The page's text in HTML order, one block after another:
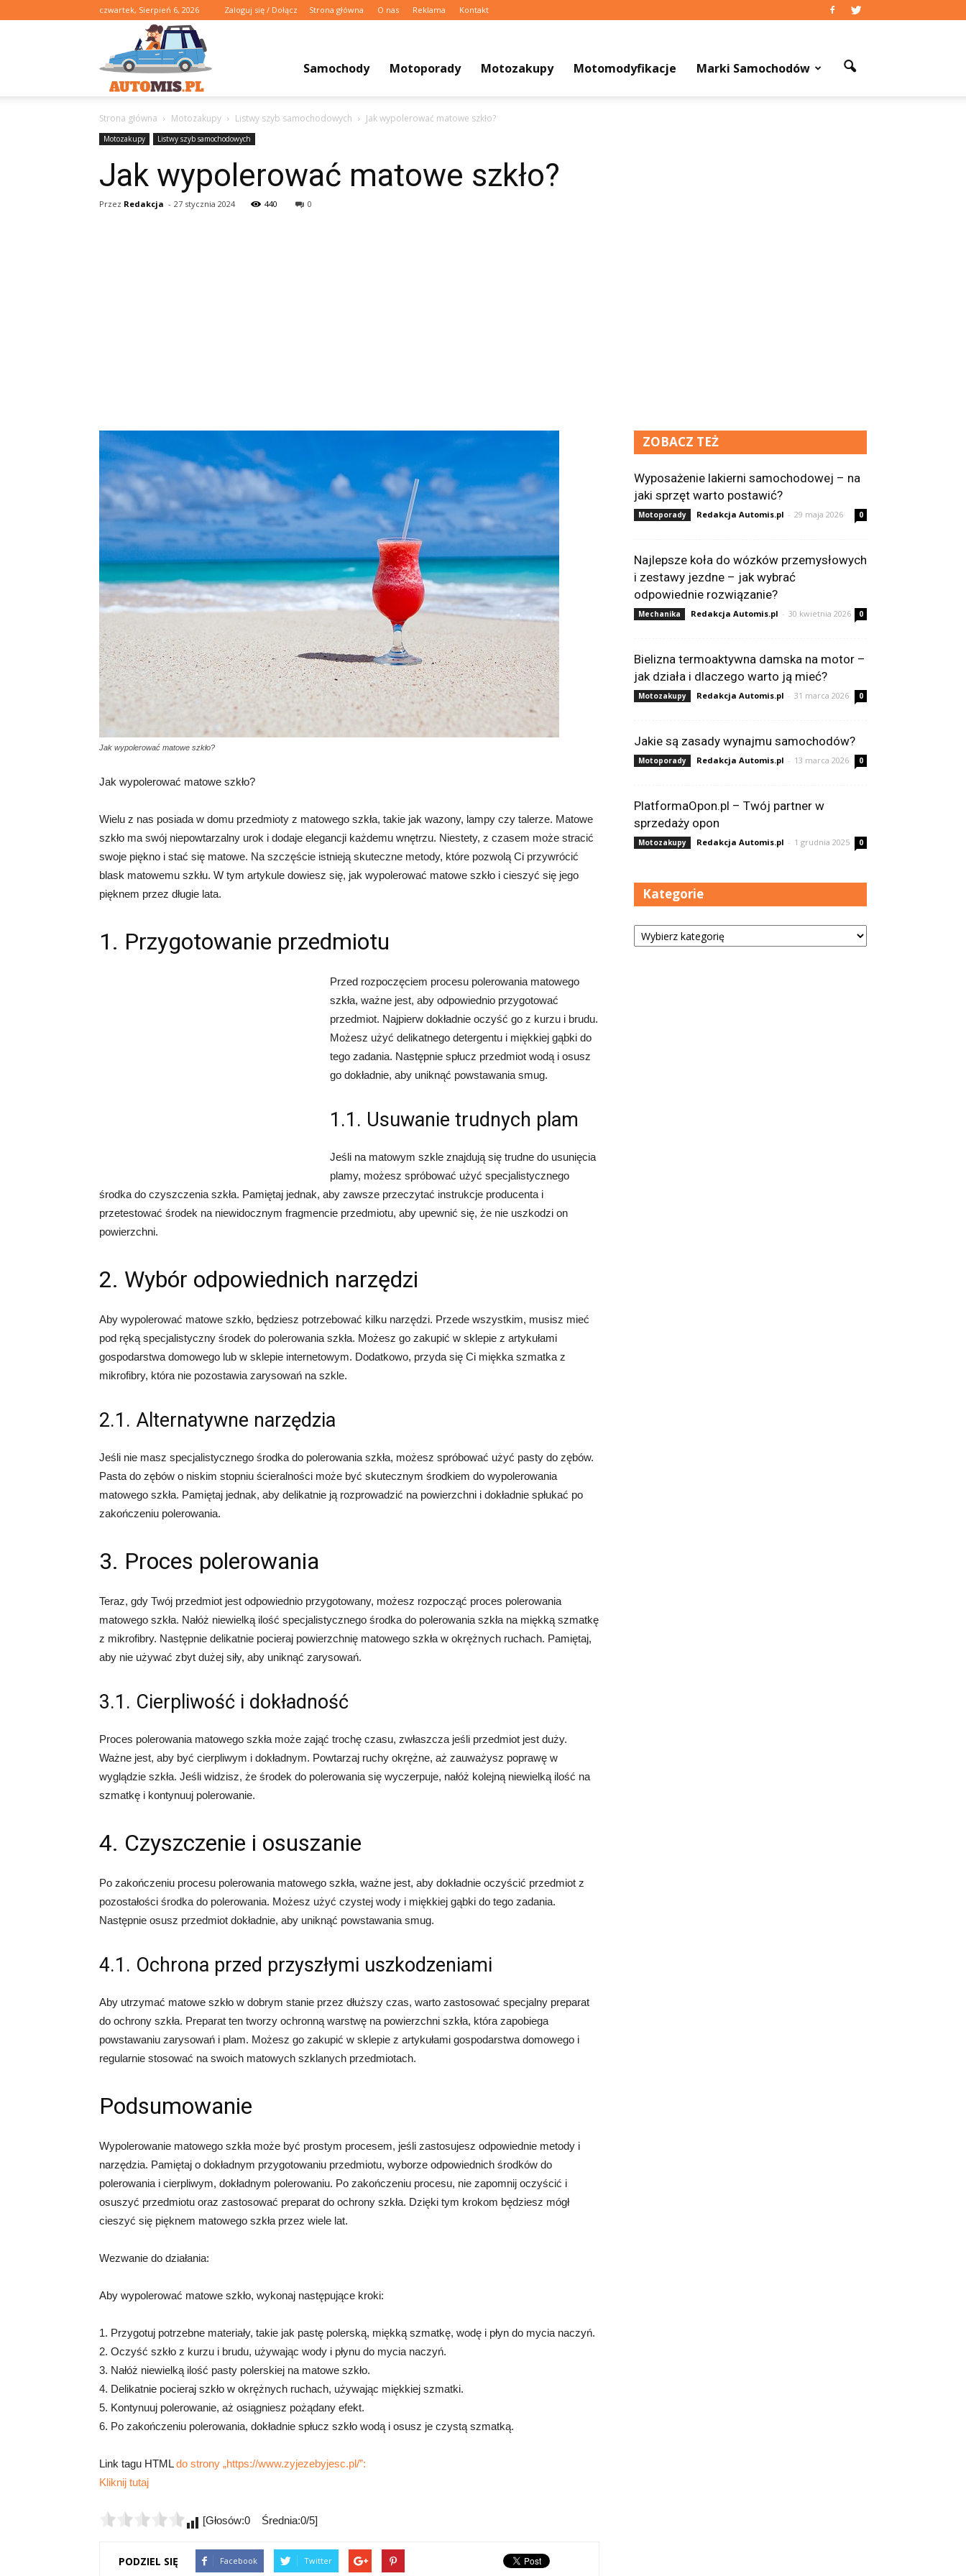
czwartek, Sierpień 6, 2026 Zaloguj się / Dołącz Strona główna O nas Reklama Kontakt
Samochody Motoporady Motozakupy Motomodyfikacje Marki Samochodów
Strona główna Motozakupy Listwy szyb samochodowych Jak wypolerować matowe szkło?
Motozakupy Listwy szyb samochodowych
Jak wypolerować matowe szkło?
Przez Redakcja - 27 stycznia 2024 440 0
Jak wypolerować matowe szkło?
Jak wypolerować matowe szkło?
Wielu z nas posiada w domu przedmioty z matowego szkła, takie jak wazony, lampy czy talerze. Matowe
szkło ma swój niepowtarzalny urok i dodaje elegancji każdemu wnętrzu. Niestety, z czasem może stracić
swoje piękno i stać się matowe. Na szczęście istnieją skuteczne metody, które pozwolą Ci przywrócić
blask matowemu szkłu. W tym artykule dowiesz się, jak wypolerować matowe szkło i cieszyć się jego
pięknem przez długie lata.
1. Przygotowanie przedmiotu
Przed rozpoczęciem procesu polerowania matowego
szkła, ważne jest, aby odpowiednio przygotować
przedmiot. Najpierw dokładnie oczyść go z kurzu i brudu.
Możesz użyć delikatnego detergentu i miękkiej gąbki do
tego zadania. Następnie spłucz przedmiot wodą i osusz
go dokładnie, aby uniknąć powstawania smug.
1.1. Usuwanie trudnych plam
Jeśli na matowym szkle znajdują się trudne do usunięcia
plamy, możesz spróbować użyć specjalistycznego
środka do czyszczenia szkła. Pamiętaj jednak, aby zawsze przeczytać instrukcje producenta i
przetestować środek na niewidocznym fragmencie przedmiotu, aby upewnić się, że nie uszkodzi on
powierzchni.
2. Wybór odpowiednich narzędzi
Aby wypolerować matowe szkło, będziesz potrzebować kilku narzędzi. Przede wszystkim, musisz mieć
pod ręką specjalistyczny środek do polerowania szkła. Możesz go zakupić w sklepie z artykułami
gospodarstwa domowego lub w sklepie internetowym. Dodatkowo, przyda się Ci miękka szmatka z
mikrofibry, która nie pozostawia zarysowań na szkle.
2.1. Alternatywne narzędzia
Jeśli nie masz specjalistycznego środka do polerowania szkła, możesz spróbować użyć pasty do zębów.
Pasta do zębów o niskim stopniu ścieralności może być skutecznym środkiem do wypolerowania
matowego szkła. Pamiętaj jednak, aby delikatnie ją rozprowadzić na powierzchni i dokładnie spłukać po
zakończeniu polerowania.
3. Proces polerowania
Teraz, gdy Twój przedmiot jest odpowiednio przygotowany, możesz rozpocząć proces polerowania
matowego szkła. Nałóż niewielką ilość specjalistycznego środka do polerowania szkła na miękką szmatkę
z mikrofibry. Następnie delikatnie pocieraj powierzchnię matowego szkła w okrężnych ruchach. Pamiętaj,
aby nie używać zbyt dużej siły, aby uniknąć zarysowań.
3.1. Cierpliwość i dokładność
Proces polerowania matowego szkła może zająć trochę czasu, zwłaszcza jeśli przedmiot jest duży.
Ważne jest, aby być cierpliwym i dokładnym. Powtarzaj ruchy okrężne, aż zauważysz poprawę w
wyglądzie szkła. Jeśli widzisz, że środek do polerowania się wyczerpuje, nałóż kolejną niewielką ilość na
szmatkę i kontynuuj polerowanie.
4. Czyszczenie i osuszanie
Po zakończeniu procesu polerowania matowego szkła, ważne jest, aby dokładnie oczyścić przedmiot z
pozostałości środka do polerowania. Możesz użyć czystej wody i miękkiej gąbki do tego zadania.
Następnie osusz przedmiot dokładnie, aby uniknąć powstawania smug.
4.1. Ochrona przed przyszłymi uszkodzeniami
Aby utrzymać matowe szkło w dobrym stanie przez dłuższy czas, warto zastosować specjalny preparat
do ochrony szkła. Preparat ten tworzy ochronną warstwę na powierzchni szkła, która zapobiega
powstawaniu zarysowań i plam. Możesz go zakupić w sklepie z artykułami gospodarstwa domowego i
regularnie stosować na swoich matowych szklanych przedmiotach.
Podsumowanie
Wypolerowanie matowego szkła może być prostym procesem, jeśli zastosujesz odpowiednie metody i
narzędzia. Pamiętaj o dokładnym przygotowaniu przedmiotu, wyborze odpowiednich środków do
polerowania i cierpliwym, dokładnym polerowaniu. Po zakończeniu procesu, nie zapomnij oczyścić i
osuszyć przedmiotu oraz zastosować preparat do ochrony szkła. Dzięki tym krokom będziesz mógł
cieszyć się pięknem matowego szkła przez wiele lat.
Wezwanie do działania:
Aby wypolerować matowe szkło, wykonaj następujące kroki:
1. Przygotuj potrzebne materiały, takie jak pastę polerską, miękką szmatkę, wodę i płyn do mycia naczyń.
2. Oczyść szkło z kurzu i brudu, używając wody i płynu do mycia naczyń.
3. Nałóż niewielką ilość pasty polerskiej na matowe szkło.
4. Delikatnie pocieraj szkło w okrężnych ruchach, używając miękkiej szmatki.
5. Kontynuuj polerowanie, aż osiągniesz pożądany efekt.
6. Po zakończeniu polerowania, dokładnie spłucz szkło wodą i osusz je czystą szmatką.
Link tagu HTMLdo strony „https://www.zyjezebyjesc.pl/”:
Kliknij tutaj
[Głosów:0 Średnia:0/5]
PODZIEL SIĘ Facebook Twitter
ZOBACZ TEŻ
Wyposażenie lakierni samochodowej – na
jaki sprzęt warto postawić?
Motoporady Redakcja Automis.pl - 29 maja 2026 0
Najlepsze koła do wózków przemysłowych
i zestawy jezdne – jak wybrać
odpowiednie rozwiązanie?
Mechanika Redakcja Automis.pl - 30 kwietnia 2026 0
Bielizna termoaktywna damska na motor –
jak działa i dlaczego warto ją mieć?
Motozakupy Redakcja Automis.pl - 31 marca 2026 0
Jakie są zasady wynajmu samochodów?
Motoporady Redakcja Automis.pl - 13 marca 2026 0
PlatformaOpon.pl – Twój partner w
sprzedaży opon
Motozakupy Redakcja Automis.pl - 1 grudnia 2025 0
Kategorie
Kategorie